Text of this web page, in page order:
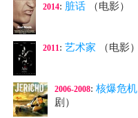
2014: 脏话 （电影）
2011: 艺术家 （电影）
2006-2008: 核爆危机
剧）